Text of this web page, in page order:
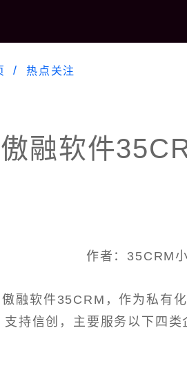
热点关注
傲融软件
作者：
傲融软件35CRM，作为私有
支持信创，主要服务以下四类